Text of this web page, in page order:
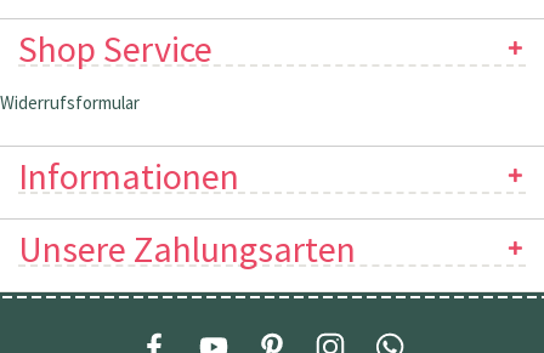
Shop Service
Widerrufsformular
Informationen
Unsere Zahlungsarten